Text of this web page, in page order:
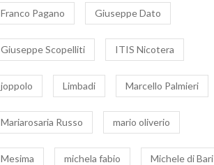
Franco Pagano Giuseppe Dato
Giuseppe Scopelliti ITIS Nicotera
joppolo Limbadi Marcello Palmieri
Mariarosaria Russo mario oliverio
Mesima michela fabio Michele di Bari